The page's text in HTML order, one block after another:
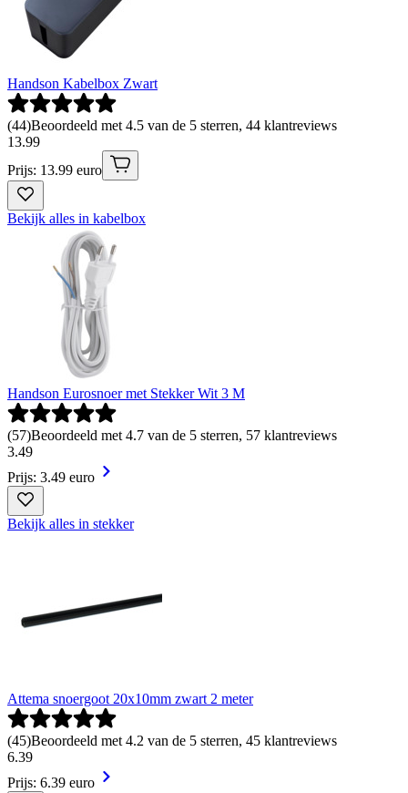
Handson Kabelbox Zwart
(44)Beoordeeld met 4.5 van de 5 sterren, 44 klantreviews
13.99
Prijs: 13.99 euro
Bekijk alles in kabelbox
Handson Eurosnoer met Stekker Wit 3 M
(57)Beoordeeld met 4.7 van de 5 sterren, 57 klantreviews
3.49
Prijs: 3.49 euro
Bekijk alles in stekker
Attema snoergoot 20x10mm zwart 2 meter
(45)Beoordeeld met 4.2 van de 5 sterren, 45 klantreviews
6.39
Prijs: 6.39 euro